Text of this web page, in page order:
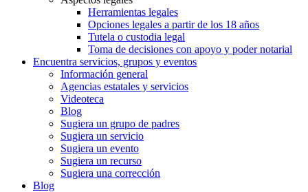
Herramientas legales
Opciones legales a partir de los 18 años
Tutela o custodia legal
Toma de decisiones con apoyo y poder notarial
Encuentra servicios, grupos y eventos
Información general
Agencias estatales y servicios
Videoteca
Blog
Sugiera un grupo de padres
Sugiera un servicio
Sugiera un evento
Sugiera un recurso
Sugiera una corrección
Blog